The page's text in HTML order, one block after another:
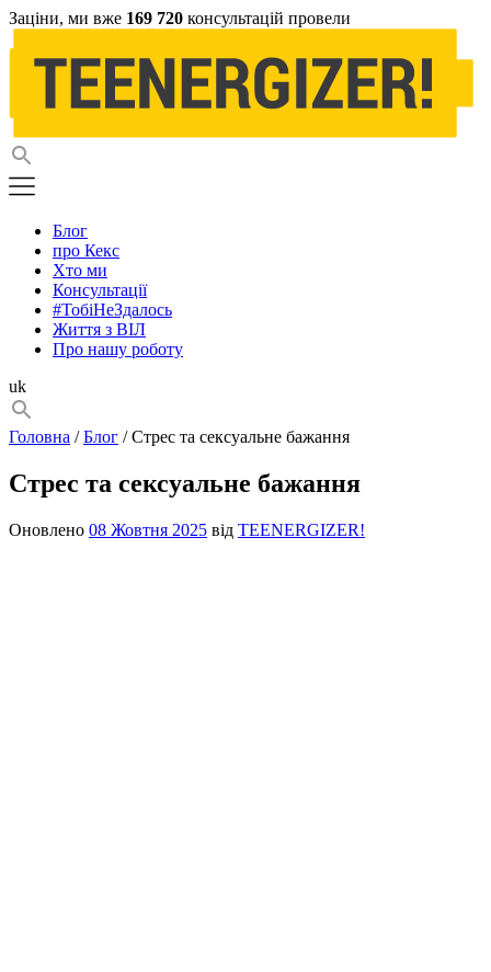
Заціни, ми вже 169 720 консультацій провели
Блог
про Кекс
Хто ми
Консультації
#ТобіНеЗдалось
Життя з ВІЛ
Про нашу роботу
uk
Головна /Блог / Стрес та сексуальне бажання
Стрес та сексуальне бажання
Оновлено 08 Жовтня 2025 від TEENERGIZER!